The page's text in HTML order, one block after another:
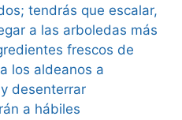
tendrás que escalar,
a las arboledas más
frescos de
los aldeanos a
desenterrar
a hábiles